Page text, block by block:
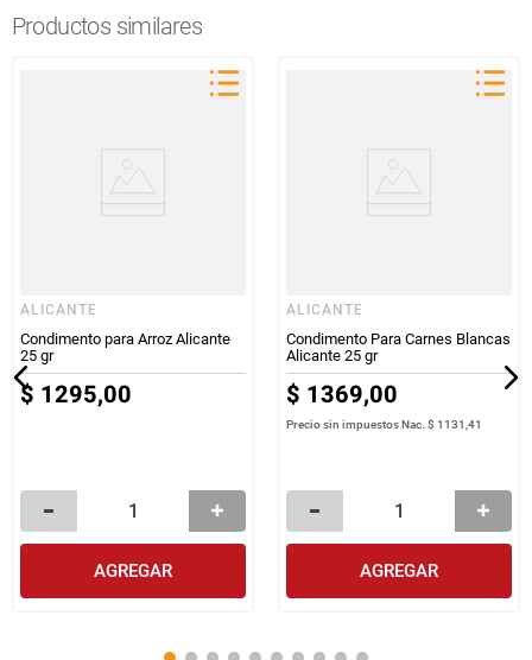
Productos similares
ALICANTE
Condimento para Arroz Alicante
25 gr
$ 1295,00
AGREGAR
ALICANTE
Condimento Para Carnes Blancas
Alicante 25 gr
$ 1369,00
Precio sin impuestos Nac. $ 1131,41
AGREGAR